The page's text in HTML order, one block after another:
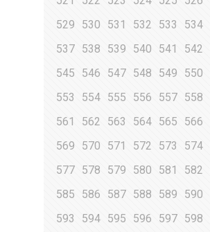
529
530 531 532 533 534
537 538 539 540 541 542
545
546 547 548 549 550
553
554 555 556 557 558
561
562 563 564 565 566
569
570 571 572 573 574
577 578 579 580 581 582
585
586 587 588 589 590
593
594 595 596 597 598